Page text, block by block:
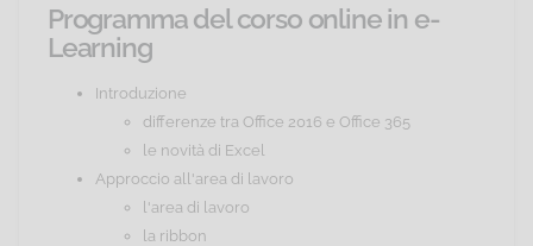
Programma del corso online in e-
Learning
Introduzione
differenze tra Office 2016 e Office 365
le novità di Excel
Approccio all'area di lavoro
l'area di lavoro
la ribbon